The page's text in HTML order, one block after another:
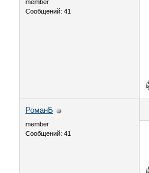
member
Сообщений: 41
РоманБ
member
Сообщений: 41